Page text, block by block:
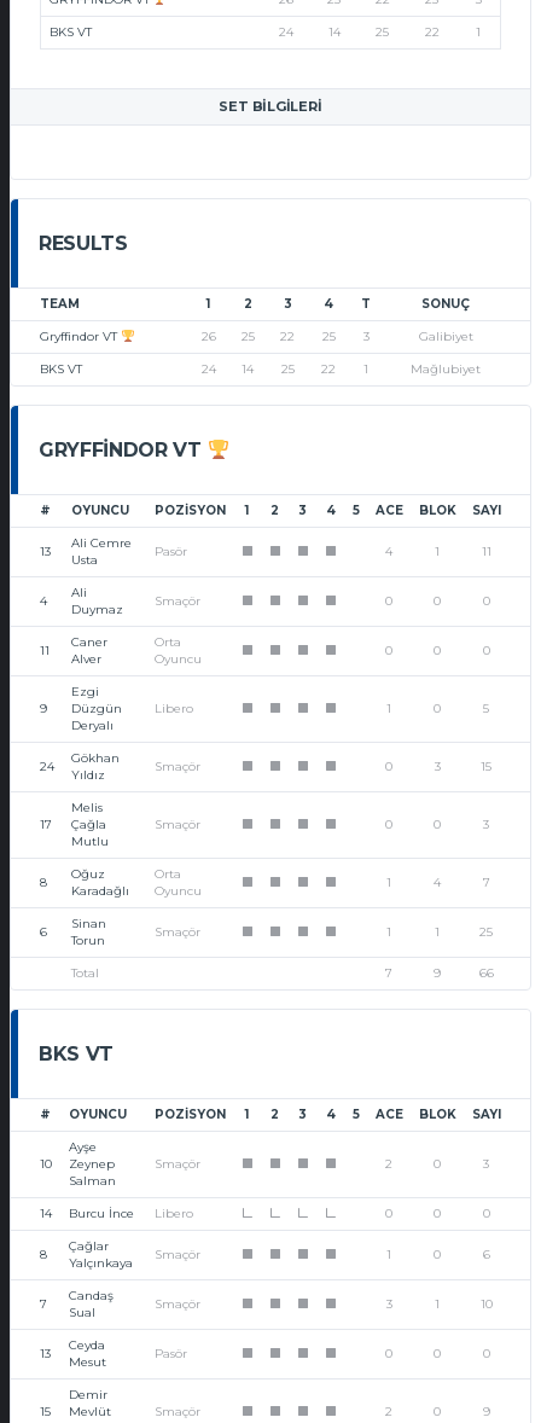
BKS VT 24 14 25 22 1
SET BILGILERI
RESULTS
TEAM 1 2 3 4 T SONUÇ
Gryffindor VT 26 25 22 25 3 Galibiyet
BKS VT 24 14 25 22 1 Mağlubiyet
GRYFFINDOR VT
# OYUNCU POZISYON 1 2 3 4 5 ACE BLOK SAYI
13
Ali Cemre
Usta
Pasör 4 1 11
4
Ali
Duymaz
Smaçör 0 0 0
11
Caner
Alver
Orta
Oyuncu
0 0 0
9
Ezgi
Düzgün
Deryalı
Libero 1 0 5
24
Gökhan
Yıldız
Smaçör 0 3 15
17
Melis
Çağla
Mutlu
Smaçör 0 0 3
8
Oğuz
Karadağlı
Orta
Oyuncu
1 4 7
6
Sinan
Torun
Smaçör 1 1 25
Total 7 9 66
BKS VT
# OYUNCU POZISYON 1 2 3 4 5 ACE BLOK SAYI
10
Ayşe
Zeynep
Salman
Smaçör 2 0 3
14 Burcu İnce Libero L L L L 0 0 0
8
Çağlar
Yalçınkaya
Smaçör 1 0 6
7
Candaş
Sual
Smaçör 3 1 10
13
Ceyda
Mesut
Pasör 0 0 0
15
Demir
Mevlüt
Smaçör 2 0 9